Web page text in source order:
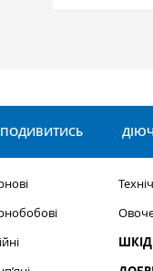
ПОДИВИТИСЬ